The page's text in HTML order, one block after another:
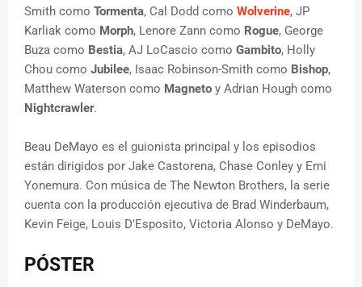
Smith como Tormenta, Cal Dodd como Wolverine, JP
Karliak como Morph, Lenore Zann como Rogue, George
Buza como Bestia, AJ LoCascio como Gambito, Holly
Chou como Jubilee, Isaac Robinson-Smith como Bishop,
Matthew Waterson como Magneto y Adrian Hough como
Nightcrawler.
Beau DeMayo es el guionista principal y los episodios
están dirigidos por Jake Castorena, Chase Conley y Emi
Yonemura. Con música de The Newton Brothers, la serie
cuenta con la producción ejecutiva de Brad Winderbaum,
Kevin Feige, Louis D'Esposito, Victoria Alonso y DeMayo.
PÓSTER